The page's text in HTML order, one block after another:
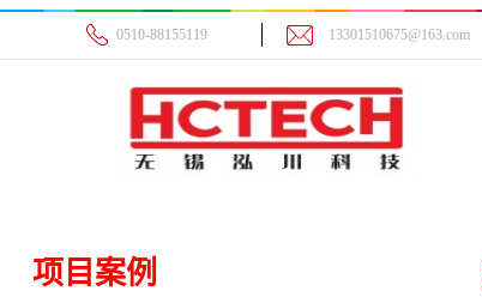
0510-88155119 13301510675@163.com
项目案例